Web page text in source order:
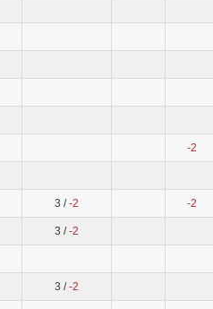
-2
3 /-2 -2
3 /-2
3 /-2